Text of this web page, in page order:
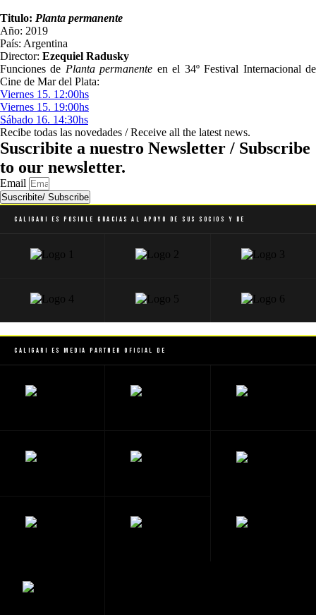
Titulo: Planta permanente
Año: 2019
País: Argentina
Director: Ezequiel Radusky
Funciones de Planta permanente en el 34º Festival Internacional de
Cine de Mar del Plata:
Viernes 15. 12:00hs
Viernes 15. 19:00hs
Sábado 16. 14:30hs
Recibe todas las novedades / Receive all the latest news.
Suscribite a nuestro Newsletter / Subscribe
to our newsletter.
Email
Suscribite/ Subscribe
Caligari es posible gracias al apoyo de sus socios y de
Caligari es Media Partner Oficial de